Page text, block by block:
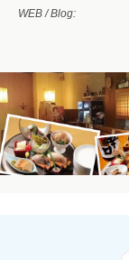
WEB / Blog: